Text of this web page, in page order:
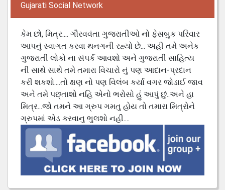
Gujarati Social Network
કેમ છો, મિત્ર.... ગૌરવવંતા ગુજરાતીઓ નો ફેસબુક પરિવાર
આપનું સ્વાગત કરવા થનગની રહ્યો છે... અહી તમે અનેક
ગુજરાતી લોકો ના સંપર્ક આવશો અને ગુજરાતી સાહિત્ય
ની સાથે સાથે તમે તમારા વિચારો નું પણ આદાન-પ્રદાન
કરી શકશો....તો ક્ષણ નો પણ વિલંબ કર્યા વગર જોડાઈ જાવ
અને તમે પછ્તાશો નહિ એનો ભરોસો હું આપું છું..અને હા
મિત્ર...જો તમને આ ગ્રુપ ગમતુ હોય તો તમારા મિત્રોને
ગ્રુપમાં એડ કરવાનુ ભુલશો નહી....